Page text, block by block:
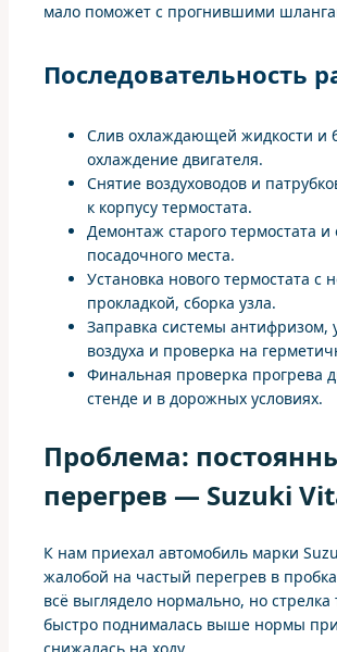
мало поможет с прогнившими
Последовательность
Слив охлаждающей жидкости и
охлаждение двигателя.
Снятие воздуховодов и
к корпусу термостата.
Демонтаж старого термостата и
посадочного места.
Установка нового термостата с
прокладкой, сборка узла.
Заправка системы антифризом,
воздуха и проверка на
Финальная проверка прогрева
стенде и в дорожных условиях.
Проблема:
перегрев — Suzuki
К нам приехал автомобиль марки
жалобой на частый перегрев в
всё выглядело нормально, но
быстро поднималась выше нормы при